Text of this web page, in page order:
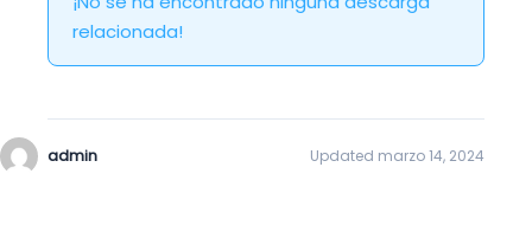
relacionada!
admin Updated marzo 14, 2024